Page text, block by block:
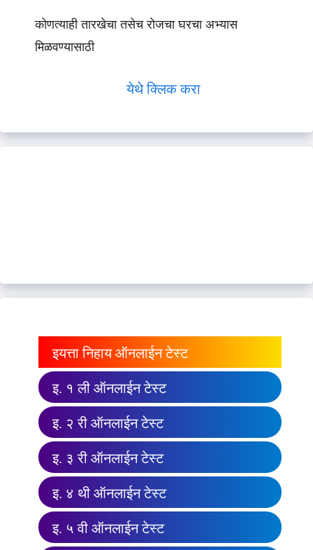
कोणत्याही तारखेचा तसेच रोजचा घरचा अभ्यास
मिळवण्यासाठी
येथे क्लिक करा
इयत्ता निहाय ऑनलाईन टेस्ट
इ. १ ली ऑनलाईन टेस्ट
इ. २ री ऑनलाईन टेस्ट
इ. ३ री ऑनलाईन टेस्ट
इ. ४ थी ऑनलाईन टेस्ट
इ. ५ वी ऑनलाईन टेस्ट